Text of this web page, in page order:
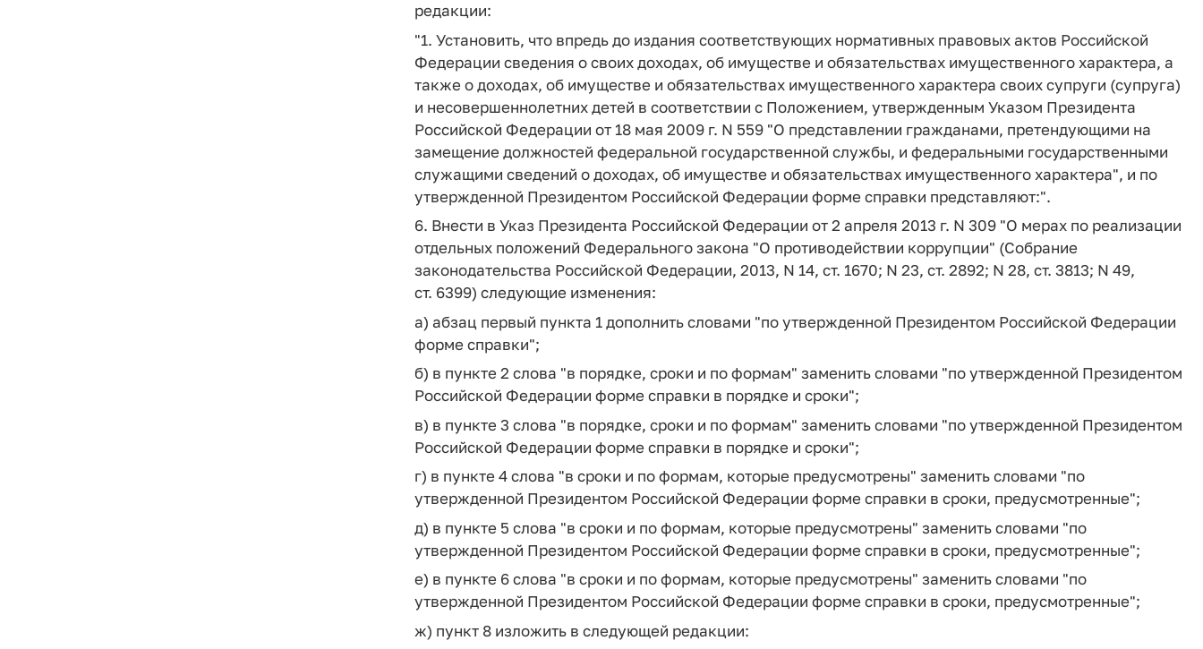
редакции:
"1. Установить, что впредь до издания соответствующих нормативных правовых актов Российской
Федерации сведения о своих доходах, об имуществе и обязательствах имущественного характера, а
также о доходах, об имуществе и обязательствах имущественного характера своих супруги (супруга)
и несовершеннолетних детей в соответствии с Положением, утвержденным Указом Президента
Российской Федерации от 18 мая 2009 г. N 559 "О представлении гражданами, претендующими на
замещение должностей федеральной государственной службы, и федеральными государственными
служащими сведений о доходах, об имуществе и обязательствах имущественного характера", и по
утвержденной Президентом Российской Федерации форме справки представляют:".
6. Внести в Указ Президента Российской Федерации от 2 апреля 2013 г. N 309 "О мерах по реализации
отдельных положений Федерального закона "О противодействии коррупции" (Собрание
законодательства Российской Федерации, 2013, N 14, ст. 1670; N 23, ст. 2892; N 28, ст. 3813; N 49,
ст. 6399) следующие изменения:
а) абзац первый пункта 1 дополнить словами "по утвержденной Президентом Российской Федерации
форме справки";
б) в пункте 2 слова "в порядке, сроки и по формам" заменить словами "по утвержденной Президентом
Российской Федерации форме справки в порядке и сроки";
в) в пункте 3 слова "в порядке, сроки и по формам" заменить словами "по утвержденной Президентом
Российской Федерации форме справки в порядке и сроки";
г) в пункте 4 слова "в сроки и по формам, которые предусмотрены" заменить словами "по
утвержденной Президентом Российской Федерации форме справки в сроки, предусмотренные";
д) в пункте 5 слова "в сроки и по формам, которые предусмотрены" заменить словами "по
утвержденной Президентом Российской Федерации форме справки в сроки, предусмотренные";
е) в пункте 6 слова "в сроки и по формам, которые предусмотрены" заменить словами "по
утвержденной Президентом Российской Федерации форме справки в сроки, предусмотренные";
ж) пункт 8 изложить в следующей редакции: